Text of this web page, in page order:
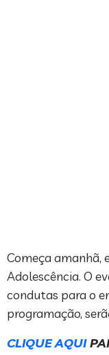
Começa amanhã,
Adolescência. O
condutas para o
programação,
CLIQUE AQUI